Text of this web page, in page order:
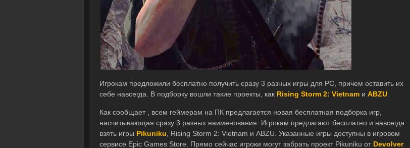
Игрокам предложили бесплатно получить сразу 3 разных игры для PC, причем оставить их
себе навсегда. В подборку вошли такие проекты, как Rising Storm 2: Vietnam и ABZU
Как сообщает , всем геймерам на ПК предлагается новая бесплатная подборка игр,
насчитывающая сразу 3 разных наименования. Игрокам предлагают бесплатно и навсегда
взять игры Pikuniku , Rising Storm 2: Vietnam и ABZU. Указанные игры доступны в игровом
сервисе Epic Games Store. Прямо сейчас игроки могут забрать проект Pikuniku от Devolver